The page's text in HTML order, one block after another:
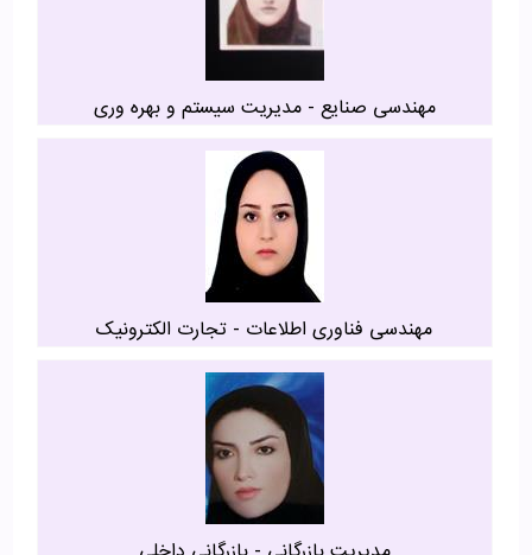
مهندسی صنایع - مدیریت سیستم و بهره وری
مهندسی فناوری اطلاعات - تجارت الکترونیک